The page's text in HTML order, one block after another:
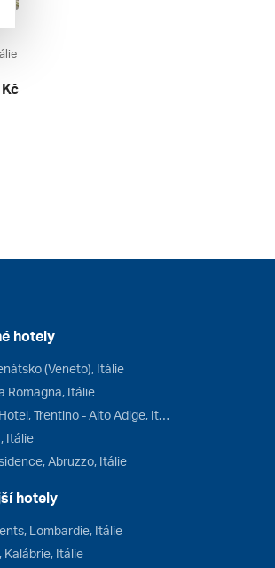
hotely
(Veneto), Itálie
Romagna, Itálie
Sassdei Active Suite Hotel, Trentino - Alto Adige, Itálie
Itálie
Abruzzo, Itálie
hotely
Lombardie, Itálie
Kalábrie, Itálie